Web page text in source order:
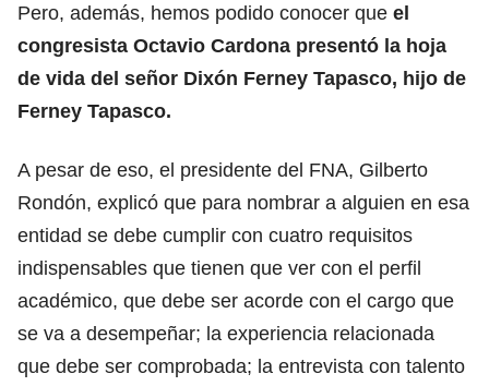
Pero, además, hemos podido conocer que el
congresista Octavio Cardona presentó la hoja
de vida del señor Dixón Ferney Tapasco, hijo de
Ferney Tapasco.
A pesar de eso, el presidente del FNA, Gilberto
Rondón, explicó que para nombrar a alguien en esa
entidad se debe cumplir con cuatro requisitos
indispensables que tienen que ver con el perfil
académico, que debe ser acorde con el cargo que
se va a desempeñar; la experiencia relacionada
que debe ser comprobada; la entrevista con talento